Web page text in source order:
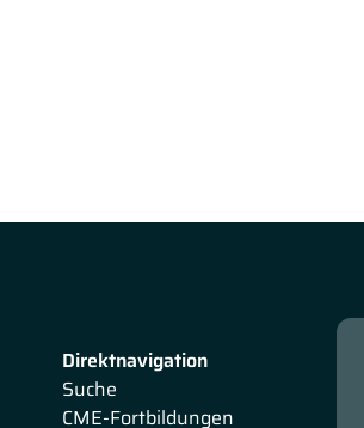
Direktnavigation
Suche
CME-Fortbildungen